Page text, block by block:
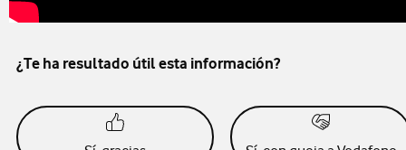
¿Te ha resultado útil esta información?